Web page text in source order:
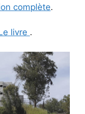
complète.
livre .